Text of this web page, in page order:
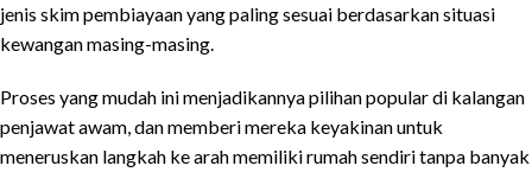
jenis skim pembiayaan yang paling sesuai berdasarkan situasi
kewangan masing-masing.
Proses yang mudah ini menjadikannya pilihan popular di kalangan
penjawat awam, dan memberi mereka keyakinan untuk
meneruskan langkah ke arah memiliki rumah sendiri tanpa banyak